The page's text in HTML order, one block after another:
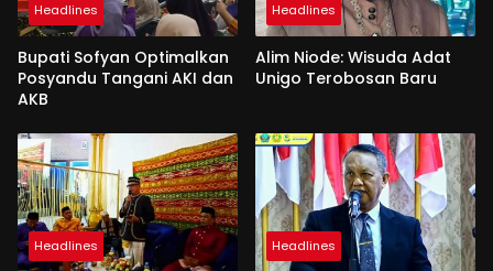
Headlines
Bupati Sofyan Optimalkan
Posyandu Tangani AKI dan
AKB
Headlines
Alim Niode: Wisuda Adat
Unigo Terobosan Baru
Headlines Headlines